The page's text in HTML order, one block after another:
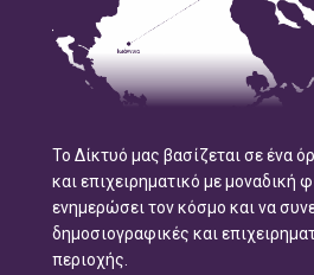
Το Δίκτυό μας βασίζεται σε ένα
και επιχειρηματικό με μοναδική
ενημερώσει τον κόσμο και να
δημοσιογραφικές και
περιοχής.